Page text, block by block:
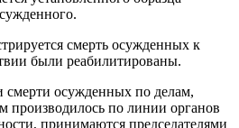
смерть осужденных к
были реабилитированы.
смерти осужденных по делам,
производилось по линии органов
принимаются председателями